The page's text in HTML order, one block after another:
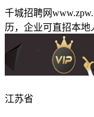
千城招聘网
历，企业可直招本地
江苏省